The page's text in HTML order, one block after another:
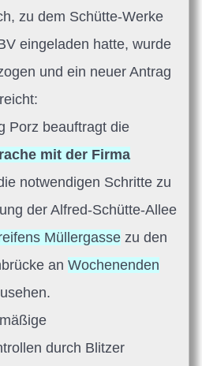
zu dem Schütte-Werke
eingeladen hatte, wurde
und ein neuer Antrag
Porz beauftragt die
mit der Firma
notwendigen Schritte zu
der Alfred-Schütte-Allee
Müllergasse zu den
an Wochenenden
durch Blitzer